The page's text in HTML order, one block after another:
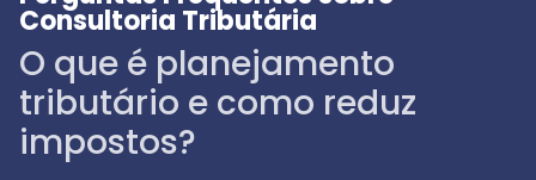
Consultoria Tributária
O que é planejamento
tributário e como reduz
impostos?